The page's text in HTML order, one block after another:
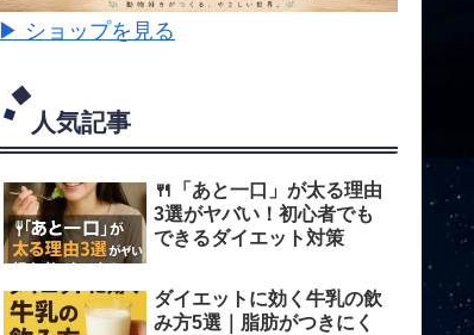
▶ ショップを見る
人気記事
🍴「あと一口」が太る理由
3選がヤバい！初心者でも
できるダイエット対策
ダイエットに効く牛乳の飲
み方5選｜脂肪がつきにく